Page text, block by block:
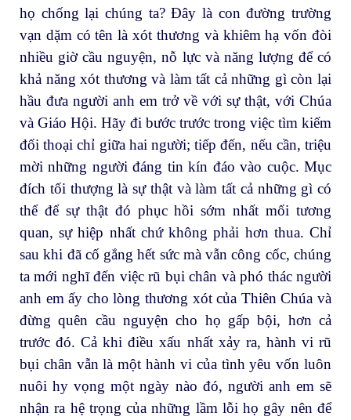
họ chống lại chúng ta? Đây là con đường trường
vạn dặm có tên là xót thương và khiêm hạ vốn đòi
nhiều giờ cầu nguyện, nỗ lực và năng lượng để có
khả năng xót thương và làm tất cả những gì còn lại
hầu đưa người anh em trở về với sự thật, với Chúa
và Giáo Hội. Hãy đi bước trước trong việc tìm kiếm
đối thoại chỉ giữa hai người; tiếp đến, nếu cần, triệu
mời những người đáng tin kín đáo vào cuộc. Mục
đích tối thượng là sự thật và làm tất cả những gì có
thể để sự thật đó phục hồi sớm nhất mối tương
quan, sự hiệp nhất chứ không phải hơn thua. Chỉ
sau khi đã cố gắng hết sức mà vẫn công cốc, chúng
ta mới nghĩ đến việc rũ bụi chân và phó thác người
anh em ấy cho lòng thương xót của Thiên Chúa và
đừng quên cầu nguyện cho họ gấp bội, hơn cả
trước đó. Cả khi điều xấu nhất xảy ra, hành vi rũ
bụi chân vẫn là một hành vi của tình yêu vốn luôn
nuôi hy vọng một ngày nào đó, người anh em sẽ
nhận ra hệ trọng của những lầm lỗi họ gây nên để